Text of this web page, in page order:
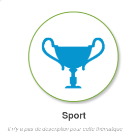
Sport
Il n'y a pas de description pour cette thématique